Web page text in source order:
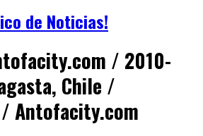
de Noticias!
/ 2010-
Chile /
Antofacity.com